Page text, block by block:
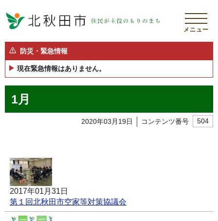
メニュー
防災・緊急情報
現在緊急情報はありません。
1月
2020年03月19日 コンテンツ番号 504
2017年01月31日
第１回北秋田市空家等対策協議会